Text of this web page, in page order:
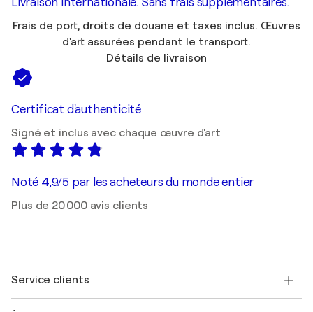
Livraison internationale. Sans frais supplémentaires.
Frais de port, droits de douane et taxes inclus. Œuvres
d'art assurées pendant le transport.
Détails de livraison
Certificat d'authenticité
Signé et inclus avec chaque œuvre d'art
Noté 4,9/5 par les acheteurs du monde entier
Plus de 20 000 avis clients
Service clients